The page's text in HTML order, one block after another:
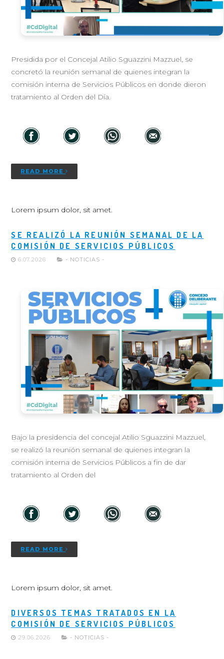
Presidida por el Concejal Atilio Sguazzini Mazzuel, se
concretó la reunión semanal de quienes integran la
comisión interna de Servicios Públicos en donde dieron
tratamiento al Orden del Día.
READ MORE
Lorem ipsum dolor, sit amet.
SE REALIZÓ LA REUNIÓN SEMANAL DE LA
COMISIÓN DE SERVICIOS PÚBLICOS
6.07.2026 - NOTICIAS -
Bajo la presidencia del concejal Atilio Sguazzini Mazzuel,
se realizó la reunión semanal de quienes integran la
comisión interna de Servicios Públicos a fin de dar
tratamiento al Orden del
READ MORE
Lorem ipsum dolor, sit amet.
DIVERSOS TEMAS TRATADOS EN LA
COMISIÓN DE SERVICIOS PÚBLICOS
29.06.2026 - NOTICIAS -